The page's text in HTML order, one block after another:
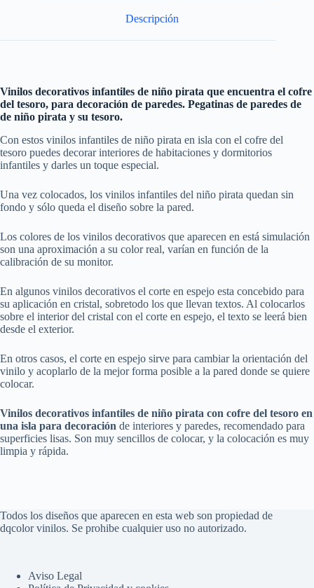
Descripción
Vinilos decorativos infantiles de niño pirata que encuentra el cofre
del tesoro, para decoración de paredes. Pegatinas de paredes de
de niño pirata y su tesoro.
Con estos vinilos infantiles de niño pirata en isla con el cofre del
tesoro puedes decorar interiores de habitaciones y dormitorios
infantiles y darles un toque especial.
Una vez colocados, los vinilos infantiles del niño pirata quedan sin
fondo y sólo queda el diseño sobre la pared.
Los colores de los vinilos decorativos que aparecen en está simulación
son una aproximación a su color real, varían en función de la
calibración de su monitor.
En algunos vinilos decorativos el corte en espejo esta concebido para
su aplicación en cristal, sobretodo los que llevan textos. Al colocarlos
sobre el interior del cristal con el corte en espejo, el texto se leerá bien
desde el exterior.
En otros casos, el corte en espejo sirve para cambiar la orientación del
vinilo y acoplarlo de la mejor forma posible a la pared donde se quiere
colocar.
Vinilos decorativos infantiles de niño pirata con cofre del tesoro en
una isla para decoración de interiores y paredes, recomendado para
superficies lisas. Son muy sencillos de colocar, y la colocación es muy
limpia y rápida.
Todos los diseños que aparecen en esta web son propiedad de
dqcolor vinilos. Se prohibe cualquier uso no autorizado.
Aviso Legal